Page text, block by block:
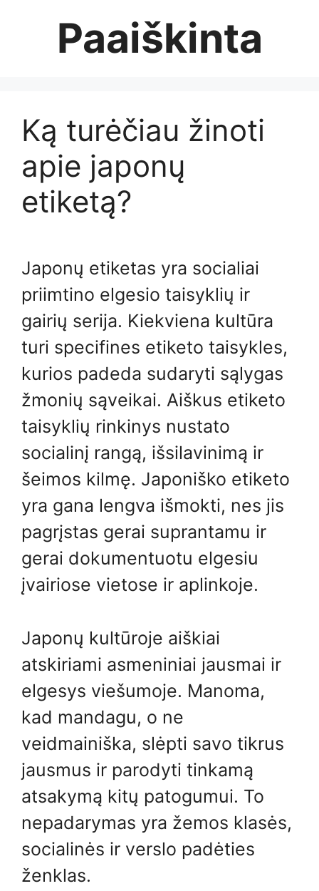
Paaiškinta
Ką turėčiau žinoti
apie japonų
etiketą?
Japonų etiketas yra socialiai
priimtino elgesio taisyklių ir
gairių serija. Kiekviena kultūra
turi specifines etiketo taisykles,
kurios padeda sudaryti sąlygas
žmonių sąveikai. Aiškus etiketo
taisyklių rinkinys nustato
socialinį rangą, išsilavinimą ir
šeimos kilmę. Japoniško etiketo
yra gana lengva išmokti, nes jis
pagrįstas gerai suprantamu ir
gerai dokumentuotu elgesiu
įvairiose vietose ir aplinkoje.
Japonų kultūroje aiškiai
atskiriami asmeniniai jausmai ir
elgesys viešumoje. Manoma,
kad mandagu, o ne
veidmainiška, slėpti savo tikrus
jausmus ir parodyti tinkamą
atsakymą kitų patogumui. To
nepadarymas yra žemos klasės,
socialinės ir verslo padėties
ženklas.